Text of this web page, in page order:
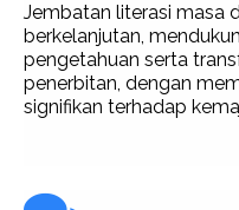
Jembatan literasi masa
berkelanjutan,
pengetahuan serta
penerbitan, dengan
signifikan terhadap